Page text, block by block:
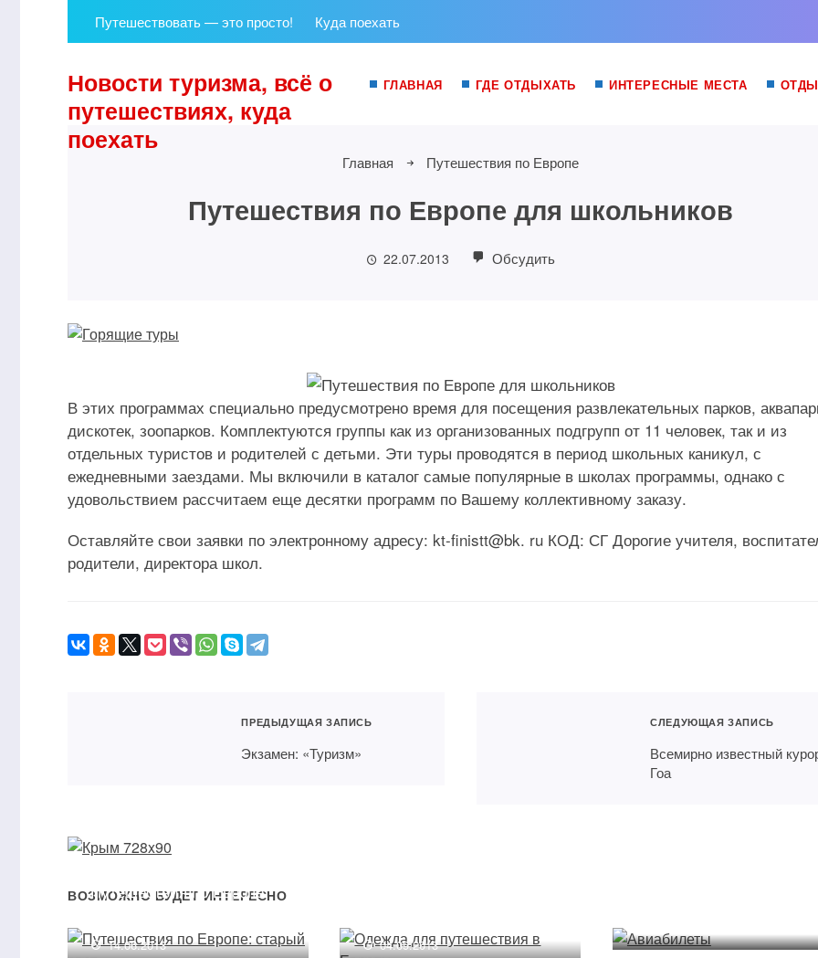
Путешествовать — это просто! Куда поехать
Новости туризма, всё о
путешествиях, куда
поехать
ГЛАВНАЯ ГДЕ ОТДЫХАТЬ ИНТЕРЕСНЫЕ МЕСТА
Главная Путешествия по Европе
Путешествия по Европе для школьников
22.07.2013 Обсудить
В этих программах специально предусмотрено время для посещения развлекательных парков,
дискотек, зоопарков. Комплектуются группы как из организованных подгрупп от 11 человек, так и из
отдельных туристов и родителей с детьми. Эти туры проводятся в период школьных каникул, с
ежедневными заездами. Мы включили в каталог самые популярные в школах программы, однако с
удовольствием рассчитаем еще десятки программ по Вашему коллективному заказу.
Оставляйте свои заявки по электронному адресу: kt-finistt@bk. ru КОД: СГ Дорогие учителя,
родители, директора школ.
ПРЕДЫДУЩАЯ ЗАПИСЬ
Экзамен: «Туризм»
СЛЕДУЮЩАЯ ЗАПИСЬ
Всемирно известный
Гоа
ВОЗМОЖНО БУДЕТ ИНТЕРЕСНО
Путешествия по Европе:
14.06.2013 04.09.2013